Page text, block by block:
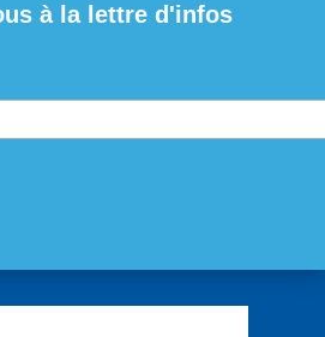
à la lettre d'infos